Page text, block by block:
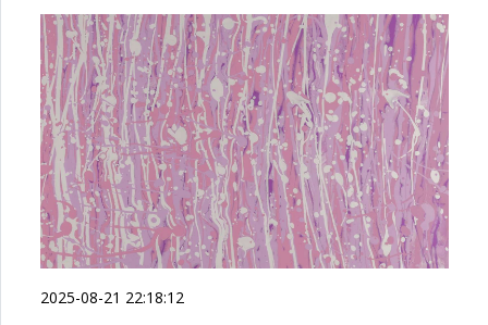
2025-08-21 22:18:12